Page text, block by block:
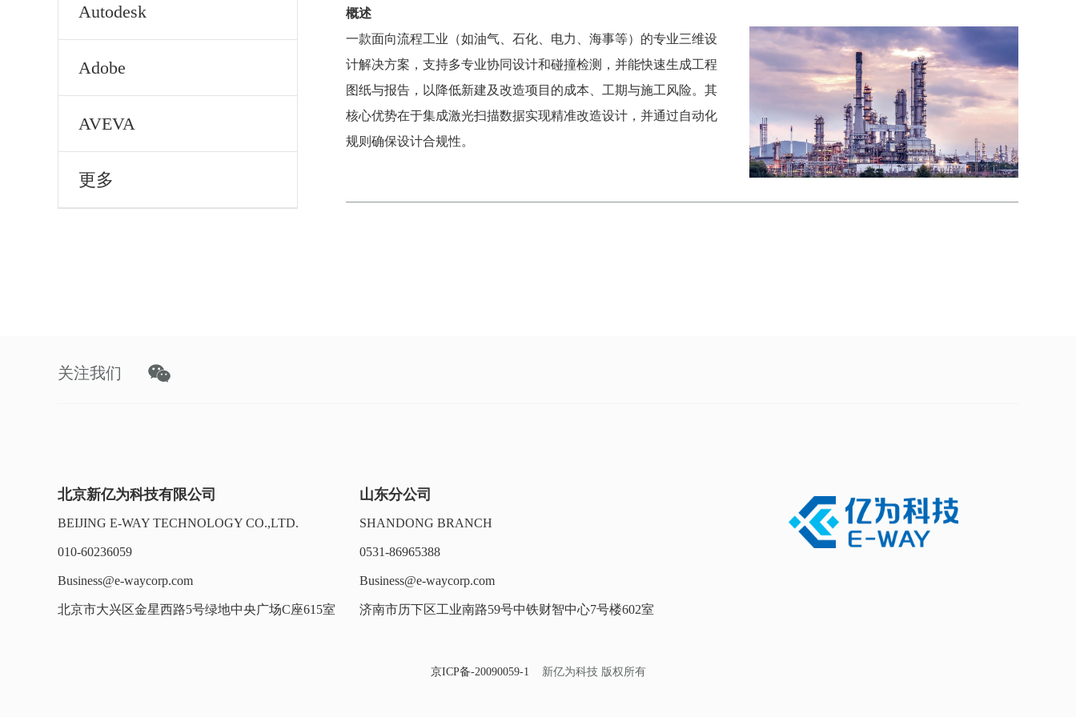
Autodesk
Adobe
AVEVA
更多
概述
一款面向​​流程工业​​（如油气、石化、电力、海事等）的专业三维设
计解决方案，支持​​多专业协同设计​​和​​碰撞检测​​，并能快速生成工程
图纸与报告，以降低新建及改造项目的成本、工期与施工风险。其
核心优势在于集成激光扫描数据实现精准改造设计，并通过自动化
规则确保设计合规性。
关注我们
北京新亿为科技有限公司
BEIJING E-WAY TECHNOLOGY CO.,LTD.
010-60236059
Business@e-waycorp.com
北京市大兴区金星西路5号绿地中央广场C座615室
山东分公司
SHANDONG BRANCH
0531-86965388
Business@e-waycorp.com
济南市历下区工业南路59号中铁财智中心7号楼602室
京ICP备-20090059-1 新亿为科技 版权所有